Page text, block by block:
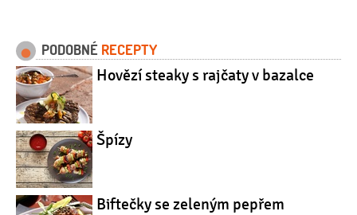
PODOBNÉ RECEPTY
Hovězí steaky s rajčaty v bazalce
Špízy
Biftečky se zeleným pepřem